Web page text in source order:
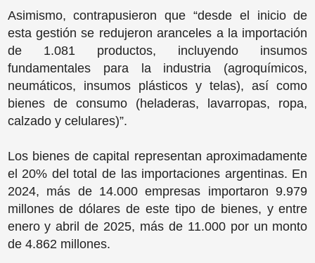
Asimismo, contrapusieron que “desde el inicio de
esta gestión se redujeron aranceles a la importación
de 1.081 productos, incluyendo insumos
fundamentales para la industria (agroquímicos,
neumáticos, insumos plásticos y telas), así como
bienes de consumo (heladeras, lavarropas, ropa,
calzado y celulares)”.
Los bienes de capital representan aproximadamente
el 20% del total de las importaciones argentinas. En
2024, más de 14.000 empresas importaron 9.979
millones de dólares de este tipo de bienes, y entre
enero y abril de 2025, más de 11.000 por un monto
de 4.862 millones.